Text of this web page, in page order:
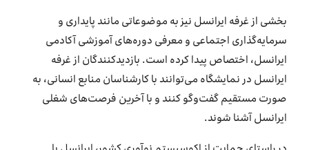
بخشی از غرفه ایرانسل نیز به موضوعاتی مانند پایداری و
سرمایه‌گذاری اجتماعی و معرفی دوره‌های آموزشی آکادمی
ایرانسل، اختصاص پیدا کرده است. بازدیدکنندگان از غرفه
ایرانسل در نمایشگاه می‌توانند با کارشناسان منابع انسانی، به
صورت مستقیم گفت‌وگو کنند و با آخرین فرصت‌های شغلی
ایرانسل آشنا شوند.